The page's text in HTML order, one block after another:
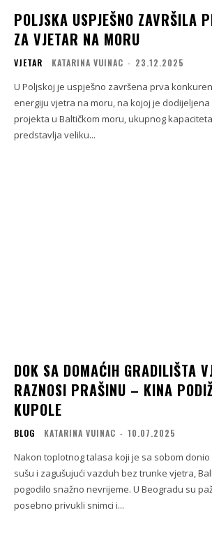
POLJSKA USPJEŠNO ZAVRŠILA
ZA VJETAR NA MORU
VJETAR KATARINA VUINAC - 23.12.2025
U Poljskoj je uspješno završena prva
energiju vjetra na moru, na kojoj je
projekta u Baltičkom moru, ukupnog kapaciteta
predstavlja veliku...
DOK SA DOMAĆIH GRADILIŠTA
RAZNOSI PRAŠINU – KINA
KUPOLE
BLOG KATARINA VUINAC - 10.07.2025
Nakon toplotnog talasa koji je sa sobom
sušu i zagušujući vazduh bez trunke vjetra,
pogodilo snažno nevrijeme. U Beogradu su pažnju javnosti
posebno privukli snimci i...